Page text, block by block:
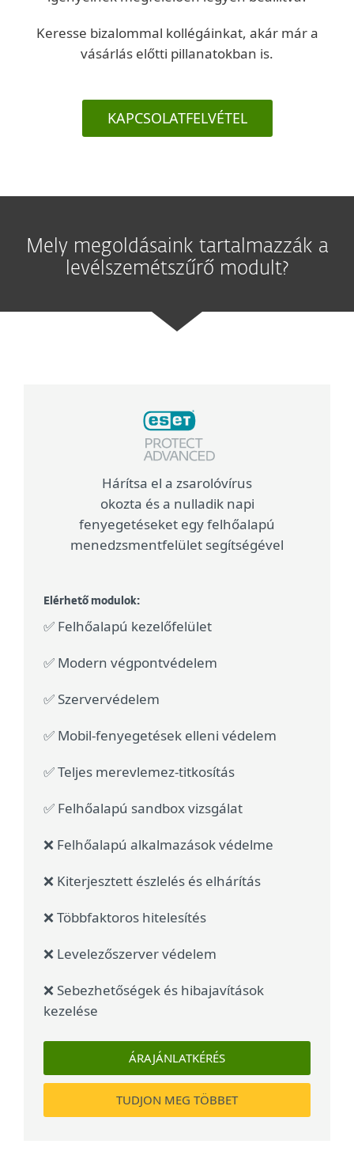
Keresse bizalommal kollégáinkat, akár már a
vásárlás előtti pillanatokban is.
KAPCSOLATFELVÉTEL
Mely megoldásaink tartalmazzák a
levélszemétszűrő modult?
Hárítsa el a zsarolóvírus
okozta és a nulladik napi
fenyegetéseket egy felhőalapú
menedzsmentfelület segítségével
Elérhető modulok:
✅ Felhőalapú kezelőfelület
✅ Modern végpontvédelem
✅ Szervervédelem
✅ Mobil-fenyegetések elleni védelem
✅ Teljes merevlemez-titkosítás
✅ Felhőalapú sandbox vizsgálat
❌ Felhőalapú alkalmazások védelme
❌ Kiterjesztett észlelés és elhárítás
❌ Többfaktoros hitelesítés
❌ Levelezőszerver védelem
❌ Sebezhetőségek és hibajavítások
kezelése
ÁRAJÁNLATKÉRÉS
TUDJON MEG TÖBBET